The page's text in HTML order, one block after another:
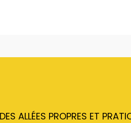
ALLÉES PROPRES ET